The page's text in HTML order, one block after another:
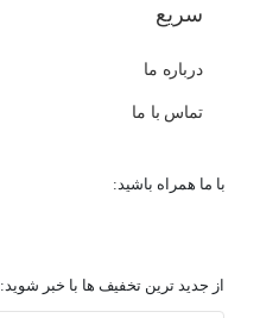
سریع
درباره ما
تماس با ما
با ما همراه باشید:
از جدید ترین تخفیف ها با خبر شوید: